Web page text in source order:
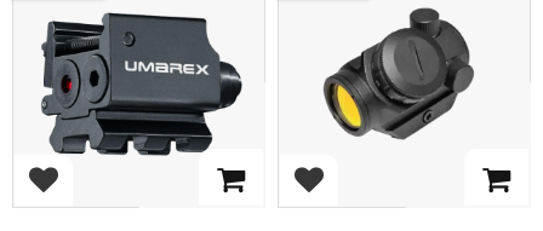
Add to favorites Add to favorites